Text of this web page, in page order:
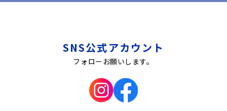
SNS公式アカウント
フォローお願いします。